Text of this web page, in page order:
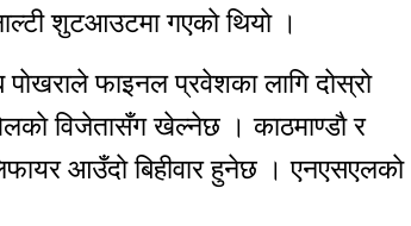
शुटआउटमा गएकाे थियाे ।
फाइनल प्रवेशका लागि दाेस्राे
विजेतासँग खेल्नेछ । काठमाण्डाै र
आउँदाे बिहीवार हुनेछ । एनएसएलकाे